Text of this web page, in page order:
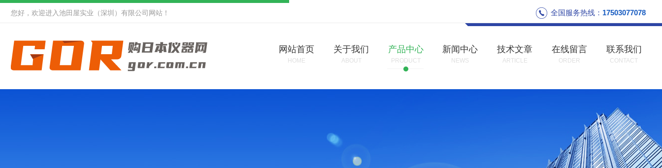
您好，欢迎进入池田屋实业（深圳）有限公司网站！ 全国服务热线： 17503077078
网站首页
HOME
关于我们
ABOUT
产品中心
PRODUCT
新闻中心
NEWS
技术文章
ARTICLE
在线留言
ORDER
联系我们
CONTACT